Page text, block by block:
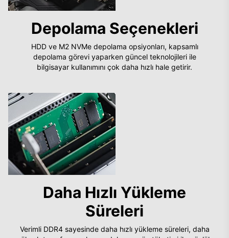
Depolama Seçenekleri
HDD ve M2 NVMe depolama opsiyonları, kapsamlı
depolama görevi yaparken güncel teknolojileri ile
bilgisayar kullanımını çok daha hızlı hale getirir.
Daha Hızlı Yükleme
Süreleri
Verimli DDR4 sayesinde daha hızlı yükleme süreleri, daha